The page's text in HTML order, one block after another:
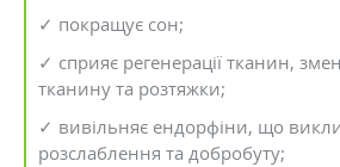
✓ покращує сон;
✓ сприяє регенерації тканин,
тканину та розтяжки;
✓ вивільняє ендорфіни, що
розслаблення та добробуту;